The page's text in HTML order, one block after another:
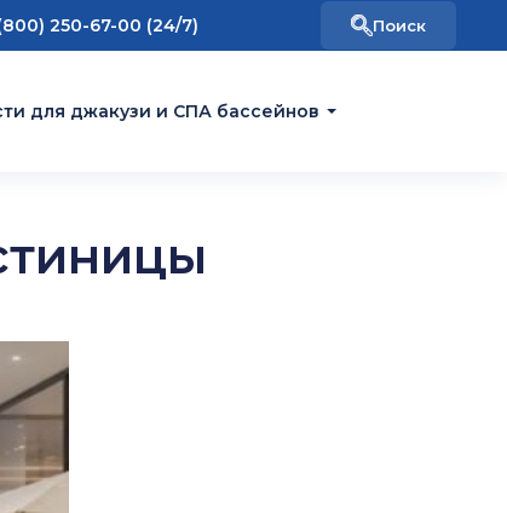
250-67-00 (24/7)
для джакузи и СПА бассейнов